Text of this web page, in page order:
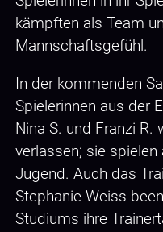
kämpften als Team
Mannschaftsgefühl.
In der kommenden
Spielerinnen aus der
Nina S. und Franzi
verlassen; sie
Jugend. Auch das
Stephanie Weiss
Studiums ihre